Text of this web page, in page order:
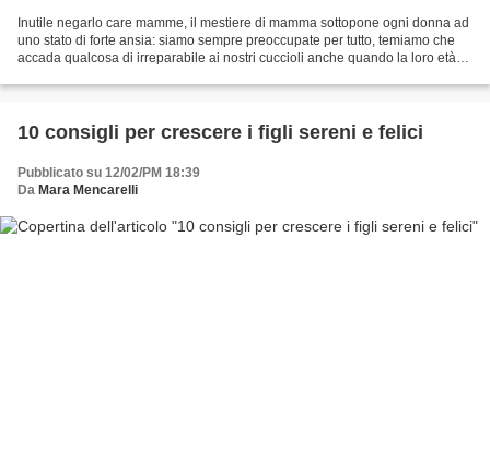
Inutile negarlo care mamme, il mestiere di mamma sottopone ogni donna ad
uno stato di forte ansia: siamo sempre preoccupate per tutto, temiamo che
accada qualcosa di irreparabile ai nostri cuccioli anche quando la loro età
10 consigli per crescere i figli sereni e felici
Pubblicato su 12/02/PM 18:39
Da Mara Mencarelli